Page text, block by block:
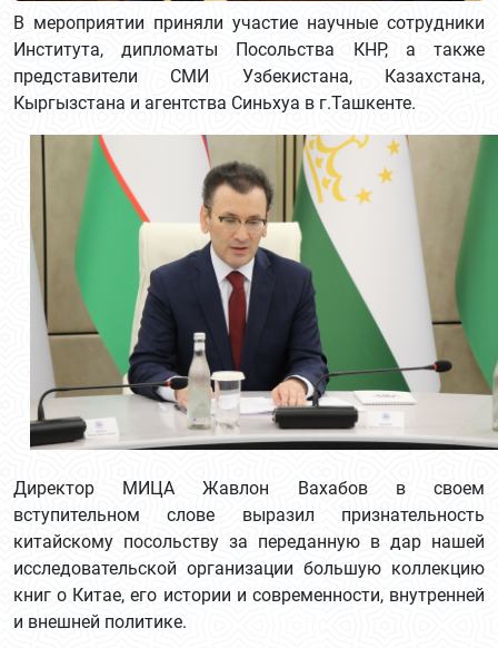
В мероприятии приняли участие научные сотрудники
Института, дипломаты Посольства КНР, а также
представители СМИ Узбекистана, Казахстана,
Кыргызстана и агентства Синьхуа в г.Ташкенте.
Директор МИЦА Жавлон Вахабов в своем
вступительном слове выразил признательность
китайскому посольству за переданную в дар нашей
исследовательской организации большую коллекцию
книг о Китае, его истории и современности, внутренней
и внешней политике.